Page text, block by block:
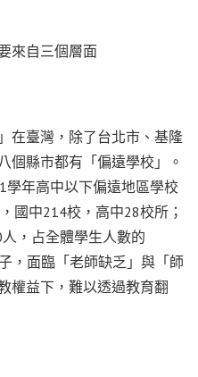
來自三個層面
在臺灣，除了台北市、基隆
個縣市都有「偏遠學校」。
學年高中以下偏遠地區學校
國中214校，高中28校所；
，占全體學生人數的
，面臨「老師缺乏」與「師
權益下，難以透過教育翻